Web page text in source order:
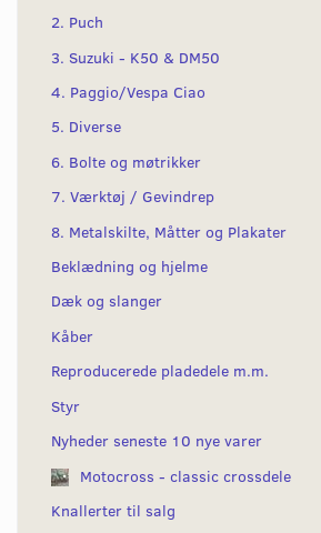
2. Puch
3. Suzuki - K50 & DM50
4. Paggio/Vespa Ciao
5. Diverse
6. Bolte og møtrikker
7. Værktøj / Gevindrep
8. Metalskilte, Måtter og Plakater
Beklædning og hjelme
Dæk og slanger
Kåber
Reproducerede pladedele m.m.
Styr
Nyheder seneste 10 nye varer
Motocross - classic crossdele
Knallerter til salg